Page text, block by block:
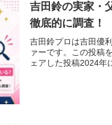
吉田鈴の実家・
徹底的に調査！
吉田鈴プロは吉田優
ァーです。この投稿
ェアした投稿2024年